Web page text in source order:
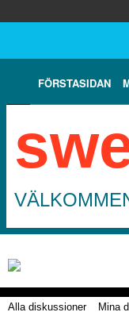
FÖRSTASIDAN
Alla diskussioner Mina